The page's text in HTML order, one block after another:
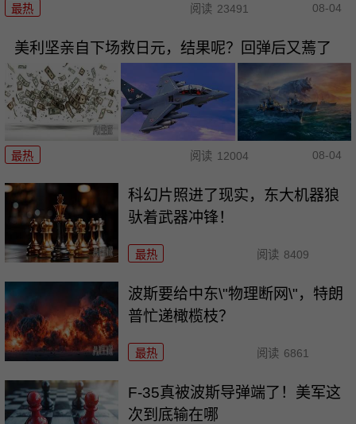
最热 阅读 23491 08-04
美利坚亲自下场救日元，结果呢？回弹后又蔫了
最热 阅读 12004 08-04
科幻片照进了现实，东大机器狼
驮着武器冲锋！
最热 阅读 8409
波斯要给中东\"物理断网\"，特朗
普忙递橄榄枝？
最热 阅读 6861
F-35真被波斯导弹端了！美军这
次到底输在哪